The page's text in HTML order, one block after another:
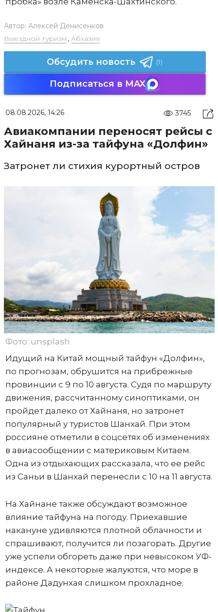
Автор: Алексей Денисенков
Выездной туризм , Абхазия
Обсудить новость (1)
Подписаться в MAX
08.08.2026, 14:26 3745
Авиакомпании переносят рейсы с
Хайнаня из-за тайфуна «Долфин»
Затронет ли стихия курортный остров
Фото: unsplash
Идущий на Китай мощный тайфун «Долфин»,
по прогнозам, обрушится на прибрежные
провинции с 9 по 10 августа. Судя по маршруту
движения, рассчитанному синоптиками, он
пройдет далеко от Хайнаня, но затронет
популярный у туристов Шанхай. При этом
россияне отметили в соцсетях об изменениях
в авиасообщении с материковым Китаем.
Одна из отдыхающих рассказала, что ее рейс
из Саньи в Шанхай перенесли с 10 на 11 августа.
На Хайнане также обсуждают возможное
влияние тайфуна на погоду. Приехавшие
накануне удивляются плотной облачности и
спрашивают, получится ли позагорать. Другие
уже успели обгореть даже при невысоком УФ-
индексе. А некоторые жалуются, что море в
районе Дадунхая слишком прохладное.